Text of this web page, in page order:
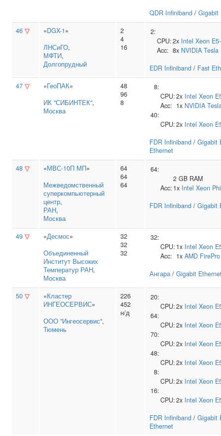
QDR Infiniband / Gigabit
46 ▽ «DGX-1»
ЛНСиГО,
МФТИ,
Долгопрудный
2
4
16
2:
CPU:2x Intel Xeon
Acc: 8x NVIDIA Tesla
EDR Infiniband / Fast
47 ▽ «ГеоПАК»
ИК "СИБИНТЕК",
Москва
48
96
8
8:
CPU:2x Intel Xeon
Acc: 1x NVIDIA
40:
CPU:2x Intel Xeon
FDR Infiniband / Gigabit
Ethernet
48 ▽ «МВС-10П МП»
Межведомственный
суперкомпьютерный
центр,
РАН,
Москва
64
64
64
64:
2 GB RAM
Acc: 1x Intel Xeon
FDR Infiniband / Gigabit
49 ▽ «Десмос»
Объединенный
Институт Высоких
Температур РАН,
Москва
32
32
32
32:
CPU: 1x Intel Xeon
Acc: 1x AMD
Ангара/ Gigabit
50 ▽ «Кластер
ИНГЕОСЕРВИС»
ООО "Ингеосервис",
Тюмень
226
452
н/д
20:
CPU:2x Intel Xeon
64:
CPU:2x Intel Xeon
70:
CPU:2x Intel Xeon
48:
CPU:2x Intel Xeon
8:
CPU:2x Intel Xeon
16:
CPU:2x Intel Xeon
FDR Infiniband / Gigabit
Ethernet